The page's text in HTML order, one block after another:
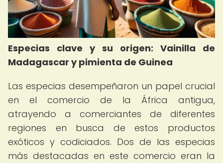
Especias clave y su origen: Vainilla de
Madagascar y pimienta de Guinea
Las especias desempeñaron un papel crucial
en el comercio de la África antigua,
atrayendo a comerciantes de diferentes
regiones en busca de estos productos
exóticos y codiciados. Dos de las especias
más destacadas en este comercio eran la